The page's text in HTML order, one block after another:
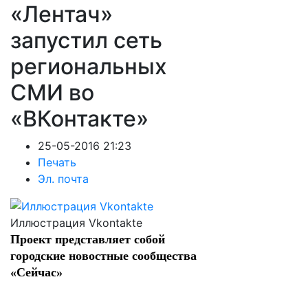
«Лентач»
запустил сеть
региональных
СМИ во
«ВКонтакте»
25-05-2016 21:23
Печать
Эл. почта
Иллюстрация Vkontakte
Проект представляет собой
городские новостные сообщества
«Сейчас»